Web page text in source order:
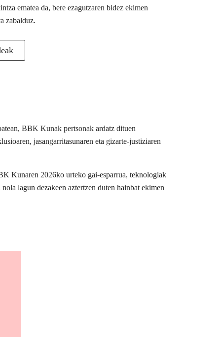
ematea da, bere ezagutzaren bidez ekimen
zabalduz.
BBK Kunak pertsonak ardatz dituen
jasangarritasunaren eta gizarte-justiziaren
Kunaren 2026ko urteko gai-esparrua, teknologiak
lagun dezakeen aztertzen duten hainbat ekimen